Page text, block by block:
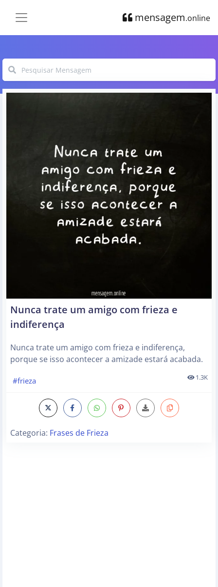
mensagem.online
Nunca trate um amigo com frieza e
indiferença
Nunca trate um amigo com frieza e indiferença,
porque se isso acontecer a amizade estará acabada.
#frieza 1.3K
Categoria: Frases de Frieza